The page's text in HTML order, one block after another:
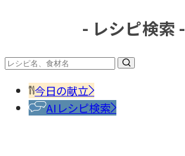
- レシピ検索 -
今日の献立
AIレシピ検索